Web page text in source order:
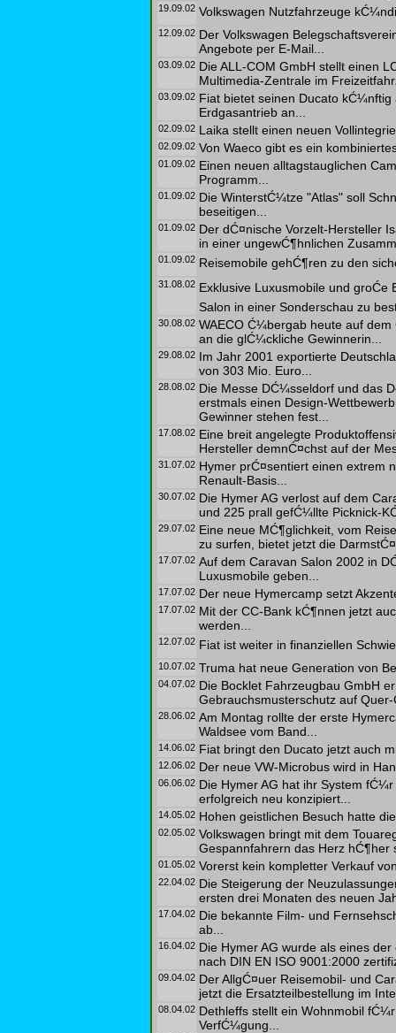
19.09.02 Volkswagen Nutzfahrzeuge
12.09.02 Der Volkswagen
Angebote per E-Mail...
03.09.02 Die ALL-COM GmbH stellt einen
Multimedia-Zentrale im
03.09.02 Fiat bietet seinen Ducato
Erdgasantrieb an...
02.09.02 Laika stellt einen neuen
02.09.02 Von Waeco gibt es ein
01.09.02 Einen neuen alltagstauglichen
Programm...
01.09.02 Die WinterstĆ¼tze "Atlas" soll
beseitigen...
01.09.02 Der dĆ¤nische Vorzelt-Hersteller
in einer ungewĆ¶hnlichen
01.09.02 Reisemobile gehĆ¶ren zu den
31.08.02 Exklusive Luxusmobile und
Salon in einer Sonderschau zu
30.08.02 WAECO Ć¼bergab heute auf
an die glĆ¼ckliche Gewinnerin...
29.08.02 Im Jahr 2001 exportierte
von 303 Mio. Euro...
28.08.02 Die Messe DĆ¼sseldorf und das
erstmals einen Design-
Gewinner stehen fest...
17.08.02 Eine breit angelegte
Hersteller demnĆ¤chst auf der
31.07.02 Hymer prĆ¤sentiert einen extrem
Renault-Basis...
30.07.02 Die Hymer AG verlost auf dem
und 225 prall gefĆ¼llte Picknick-
29.07.02 Eine neue MĆ¶glichkeit, vom
zu surfen, bietet jetzt die
17.07.02 Auf dem Caravan Salon 2002 in
Luxusmobile geben...
17.07.02 Der neue Hymercamp setzt
17.07.02 Mit der CC-Bank kĆ¶nnen jetzt
werden...
12.07.02 Fiat ist weiter in finanziellen
10.07.02 Truma hat neue Generation von
04.07.02 Die Bocklet Fahrzeugbau GmbH
Gebrauchsmusterschutz auf
28.06.02 Am Montag rollte der erste
Waldsee vom Band...
14.06.02 Fiat bringt den Ducato jetzt auch
12.06.02 Der neue VW-Microbus wird in
06.06.02 Die Hymer AG hat ihr System
erfolgreich neu konzipiert...
14.05.02 Hohen geistlichen Besuch hatte
02.05.02 Volkswagen bringt mit dem
Gespannfahrern das Herz hĆ¶her
01.05.02 Vorerst kein kompletter Verkauf
22.04.02 Die Steigerung der
ersten drei Monaten des neuen
17.04.02 Die bekannte Film- und
ab...
16.04.02 Die Hymer AG wurde als eines
nach DIN EN ISO 9001:2000
09.04.02 Der AllgĆ¤uer Reisemobil- und
jetzt die Ersatzteilbestellung im
08.04.02 Dethleffs stellt ein Wohnmobil
VerfĆ¼gung...